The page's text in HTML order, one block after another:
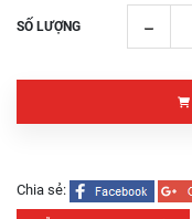
SỐ LƯỢNG
Chia sẻ: